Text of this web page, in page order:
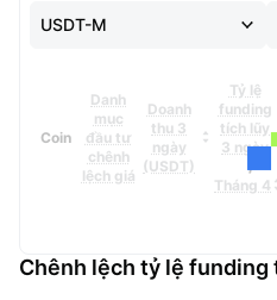
USDT-M
Coin
Danh
mục
đầu tư
chênh
lệch giá
Doanh
thu 3
ngày
(USDT)
Tỷ lệ
funding
tích lũy
3 ngày
Tháng 4
Chênh lệch tỷ lệ funding